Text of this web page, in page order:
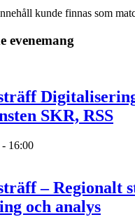
kunde finnas som
evenemang
SKR, RSS
- 16:00
– Regionalt
och analys